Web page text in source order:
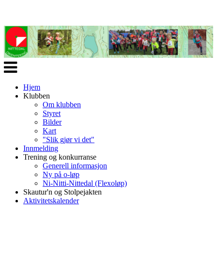
Veksle
navigasjon
Hjem
Klubben
Om klubben
Styret
Bilder
Kart
"Slik gjør vi det"
Innmelding
Trening og konkurranse
Generell informasjon
Ny på o-løp
Ni-Nitti-Nittedal (Flexoløp)
Skautur'n og Stolpejakten
Aktivitetskalender